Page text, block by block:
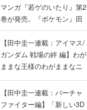
マンガ『若ゲのいたり』第2
巻が発売。『ポケモン』田
尻智さん、『ゼビウス』遠
藤雅伸さんらの貴重なエピ
ソードを収録
【田中圭一連載：アイマス/
ガンダム 戦場の絆 編】わが
ままな王様のわがままなニ
朗が貫く姿勢に、ゲームク
リエイターとしての矜持を
【田中圭一連載：バーチャ
ファイター編】「新しい3D